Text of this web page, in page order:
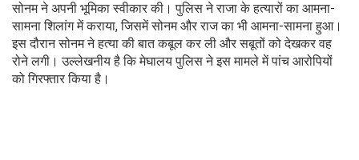
सोनम ने अपनी भूमिका स्वीकार की। पुलिस ने राजा के हत्यारों का आमना-
सामना शिलांग में कराया, जिसमें सोनम और राज का भी आमना-सामना हुआ।
इस दौरान सोनम ने हत्या की बात कबूल कर ली और सबूतों को देखकर वह
रोने लगी। उल्लेखनीय है कि मेघालय पुलिस ने इस मामले में पांच आरोपियों
को गिरफ्तार किया है।